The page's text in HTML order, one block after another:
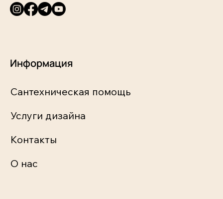
Информация
Сантехническая помощь
Услуги дизайна
Контакты
О нас